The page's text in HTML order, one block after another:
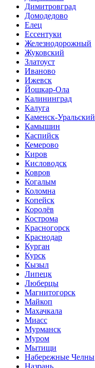
Димитровград
Домодедово
Елец
Ессентуки
Железнодорожный
Жуковский
Златоуст
Иваново
Ижевск
Йошкар-Ола
Калининград
Калуга
Каменск-Уральский
Камышин
Каспийск
Кемерово
Киров
Кисловодск
Ковров
Когалым
Коломна
Копейск
Королёв
Кострома
Красногорск
Краснодар
Курган
Курск
Кызыл
Липецк
Люберцы
Магнитогорск
Майкоп
Махачкала
Миасс
Мурманск
Муром
Мытищи
Набережные Челны
Назрань